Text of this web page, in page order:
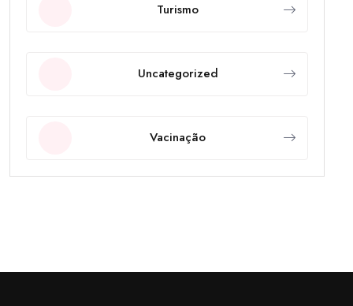
Turismo
Uncategorized
Vacinação